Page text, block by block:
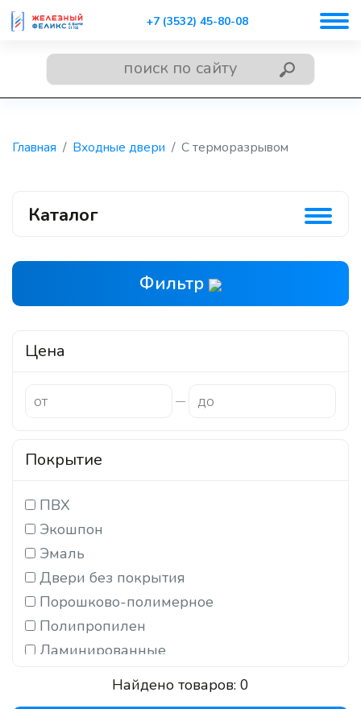
+7 (3532) 45-80-08
Главная Входные двери С терморазрывом
Каталог
Фильтр
Цена
Покрытие
ПВХ
Экошпон
Эмаль
Двери без покрытия
Порошково-полимерное
Полипропилен
Ламинированные
Высокоглянцевое покрытие (Германия)
Найдено товаров: 0